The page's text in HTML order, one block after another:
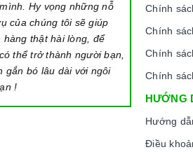
Hy vọng những nỗ
của chúng tôi sẽ giúp
hàng thật hài lòng, để
thể trở thành người bạn,
gắn bó lâu dài với ngôi
!
Chính
Chính
Chính
Chính
HƯỚNG
Hướng
Điều